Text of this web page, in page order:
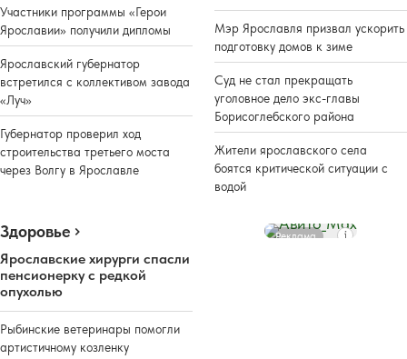
Участники программы «Герои
Ярославии» получили дипломы
Ярославский губернатор
встретился с коллективом завода
«Луч»
Губернатор проверил ход
строительства третьего моста
через Волгу в Ярославле
Мэр Ярославля призвал ускорить
подготовку домов к зиме
Суд не стал прекращать
уголовное дело экс-главы
Борисоглебского района
Жители ярославского села
боятся критической ситуации с
водой
Здоровье
Ярославские хирурги спасли
пенсионерку с редкой
опухолью
Рыбинские ветеринары помогли
артистичному козленку
Реклама